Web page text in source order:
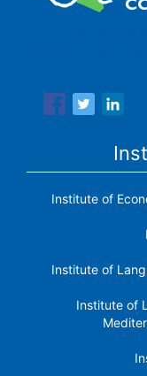
Institute of
Institute of
Institute of